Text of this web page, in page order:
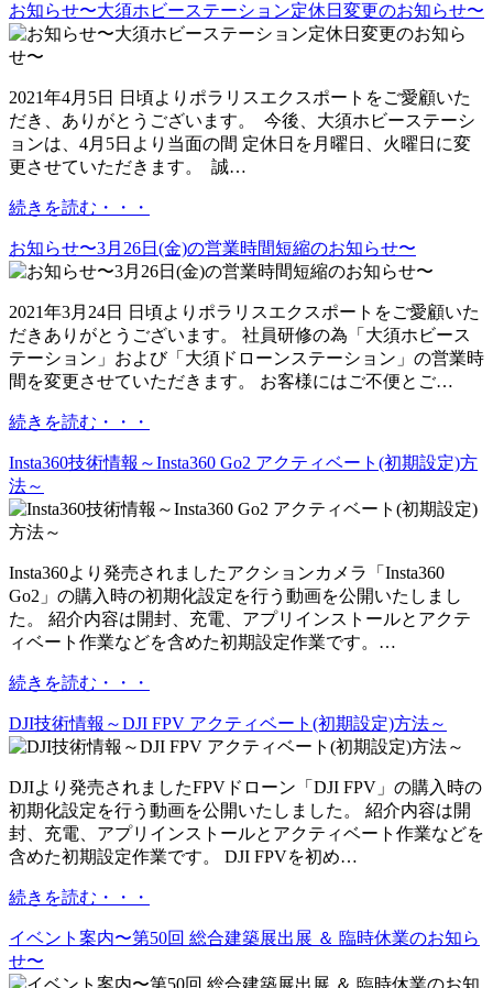
お知らせ〜大須ホビーステーション定休日変更のお知らせ〜
2021年4月5日 日頃よりポラリスエクスポートをご愛顧いた
だき、ありがとうございます。 今後、大須ホビーステーシ
ョンは、4月5日より当面の間 定休日を月曜日、火曜日に変
更させていただきます。 誠…
続きを読む・・・
お知らせ〜3月26日(金)の営業時間短縮のお知らせ〜
2021年3月24日 日頃よりポラリスエクスポートをご愛顧いた
だきありがとうございます。 社員研修の為「大須ホビース
テーション」および「大須ドローンステーション」の営業時
間を変更させていただきます。 お客様にはご不便とご…
続きを読む・・・
Insta360技術情報～Insta360 Go2 アクティベート(初期設定)方
法～
Insta360より発売されましたアクションカメラ「Insta360
Go2」の購入時の初期化設定を行う動画を公開いたしまし
た。 紹介内容は開封、充電、アプリインストールとアクテ
ィベート作業などを含めた初期設定作業です。…
続きを読む・・・
DJI技術情報～DJI FPV アクティベート(初期設定)方法～
DJIより発売されましたFPVドローン「DJI FPV」の購入時の
初期化設定を行う動画を公開いたしました。 紹介内容は開
封、充電、アプリインストールとアクティベート作業などを
含めた初期設定作業です。 DJI FPVを初め…
続きを読む・・・
イベント案内〜第50回 総合建築展出展 ＆ 臨時休業のお知ら
せ〜